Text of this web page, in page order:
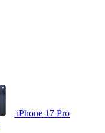
iPhone 17 Pro